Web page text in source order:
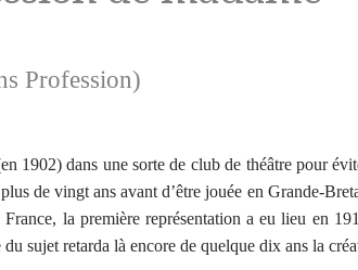
Profession)
1902) dans une sorte de club de théâtre pour
de vingt ans avant d’être jouée en Grande-
la première représentation a eu lieu en
sujet retarda là encore de quelque dix ans la